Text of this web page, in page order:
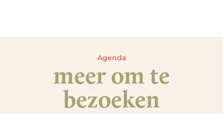
Agenda
meer om te
bezoeken